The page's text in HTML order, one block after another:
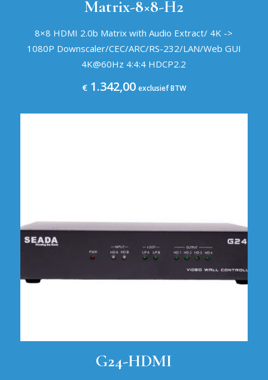
Matrix-8×8-H2
8×8 HDMI 2.0b Matrix with Audio Extract/ 4K ->
1080P Downscaler/CEC/ARC/RS-232/LAN/Web GUI
4K@60Hz 4:4:4 HDCP2.2
€1.342,00 exclusief BTW
G24-HDMI